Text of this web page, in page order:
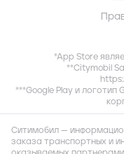
*App Store
**Citymobil
***Google Play и логотип
Ситимобил —
заказа транспортных и